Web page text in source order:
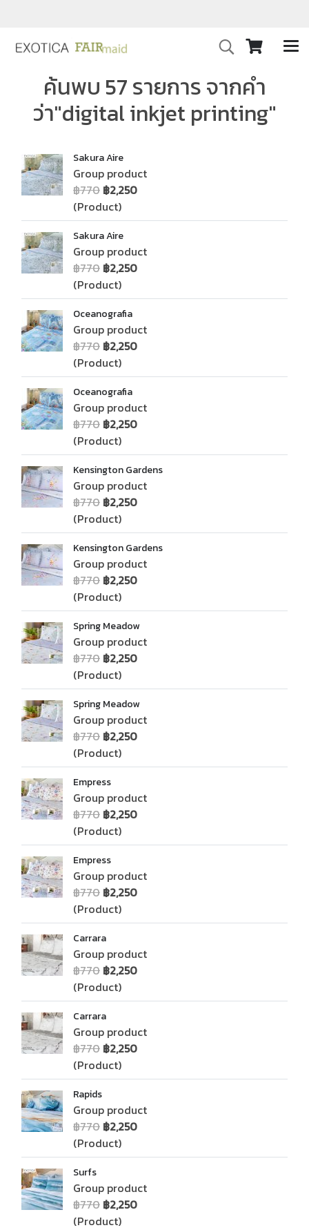
ค้นพบ 57 รายการ จากคำ
ว่า"digital inkjet printing"
Sakura Aire
Group product
฿770 ฿2,250
(Product)
Sakura Aire
Group product
฿770 ฿2,250
(Product)
Oceanografia
Group product
฿770 ฿2,250
(Product)
Oceanografia
Group product
฿770 ฿2,250
(Product)
Kensington Gardens
Group product
฿770 ฿2,250
(Product)
Kensington Gardens
Group product
฿770 ฿2,250
(Product)
Spring Meadow
Group product
฿770 ฿2,250
(Product)
Spring Meadow
Group product
฿770 ฿2,250
(Product)
Empress
Group product
฿770 ฿2,250
(Product)
Empress
Group product
฿770 ฿2,250
(Product)
Carrara
Group product
฿770 ฿2,250
(Product)
Carrara
Group product
฿770 ฿2,250
(Product)
Rapids
Group product
฿770 ฿2,250
(Product)
Surfs
Group product
฿770 ฿2,250
(Product)